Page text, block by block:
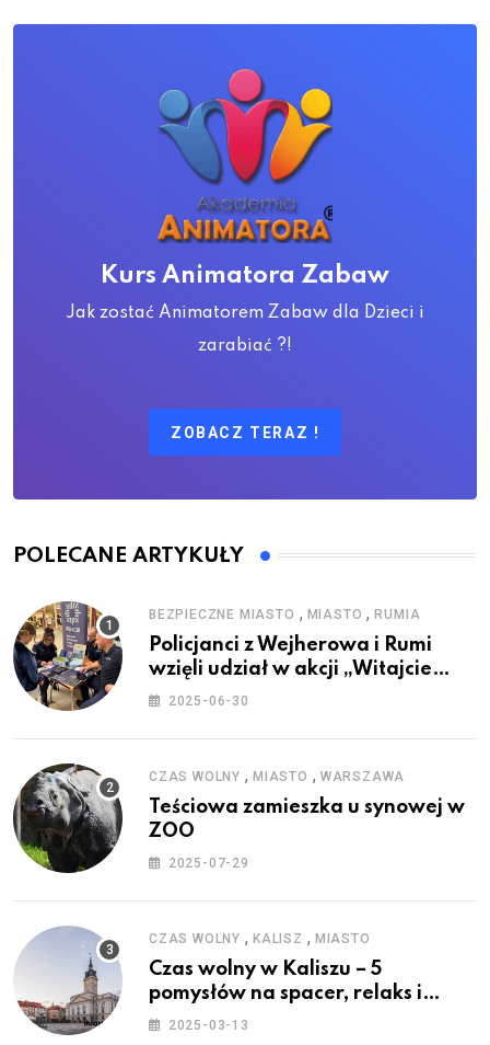
Kurs Animatora Zabaw
Jak zostać Animatorem Zabaw dla Dzieci i
zarabiać ?!
ZOBACZ TERAZ !
POLECANE ARTYKUŁY
BEZPIECZNE MIASTO , MIASTO ,RUMIA
Policjanci z Wejherowa i Rumi
wzięli udział w akcji „Witajcie
Wakacje”
2025-06-30
CZAS WOLNY , MIASTO , WARSZAWA
Teściowa zamieszka u synowej w
ZOO
2025-07-29
CZAS WOLNY , KALISZ , MIASTO
Czas wolny w Kaliszu – 5
pomysłów na spacer, relaks i
rodzinne atrakcje
2025-03-13